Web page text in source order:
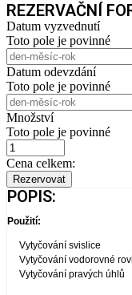
REZERVAČNÍ
Datum vyzvednutí
Toto pole je povinné
Datum odevzdání
Toto pole je povinné
Množství
Toto pole je povinné
Cena celkem:
Rezervovat
POPIS:
Použití:
Vytyčování svislice
Vytyčování vodorovné
Vytyčování pravých úhlů